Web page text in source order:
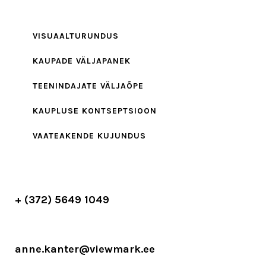
VISUAALTURUNDUS
KAUPADE VÄLJAPANEK
TEENINDAJATE VÄLJAÕPE
KAUPLUSE KONTSEPTSIOON
VAATEAKENDE KUJUNDUS
+ (372) 5649 1049
anne.kanter@viewmark.ee